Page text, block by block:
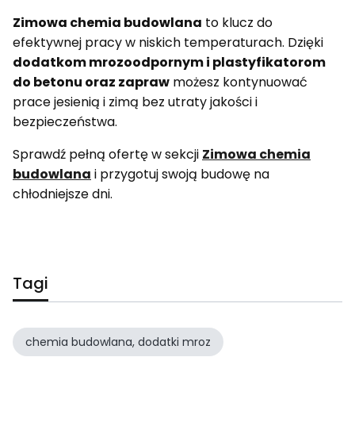
Zimowa chemia budowlana to klucz do
efektywnej pracy w niskich temperaturach. Dzięki
dodatkom mrozoodpornym i plastyfikatorom
do betonu oraz zapraw możesz kontynuować
prace jesienią i zimą bez utraty jakości i
bezpieczeństwa.
Sprawdź pełną ofertę w sekcji Zimowa chemia
budowlana i przygotuj swoją budowę na
chłodniejsze dni.
Tagi
chemia budowlana, dodatki mroz